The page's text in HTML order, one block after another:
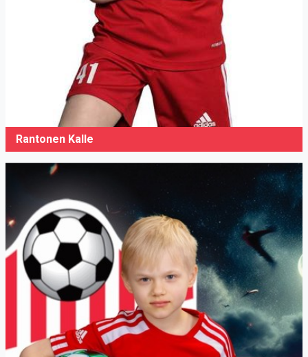
Rantonen Kalle